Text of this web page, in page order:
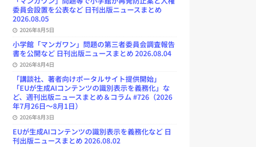
e
委員会設置を公表など 日刊出版ニュースまとめ
2026.08.05
2026年8月5日
小学館「マンガワン」問題の第三者委員会調査報告
書を公開など 日刊出版ニュースまとめ 2026.08.04
2026年8月4日
「講談社、著者向けポータルサイト提供開始」
「EUが生成AIコンテンツの識別表示を義務化」な
ど、週刊出版ニュースまとめ＆コラム #726（2026
年7月26日～8月1日）
2026年8月3日
EUが生成AIコンテンツの識別表示を義務化など 日
刊出版ニュースまとめ 2026.08.02